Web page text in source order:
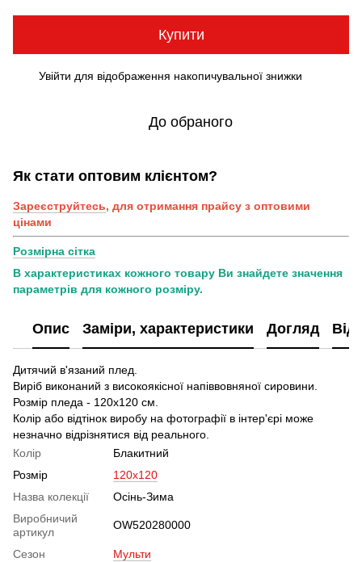
Купити
Увійти для відображення накопичувальної знижки
До обраного
Як стати оптовим клієнтом?
Зареєструйтесь, для отримання прайсу з оптовими
цінами
Розмірна сітка
В характеристиках кожного товару Ви знайдете значення
параметрів для кожного розміру.
Опис Заміри, характеристики Догляд
Дитячий в'язаний плед.
Виріб виконаний з високоякісної напіввовняної сировини.
Розмір пледа - 120х120 см.
Колір або відтінок виробу на фотографії в інтер'єрі може
незначно відрізнятися від реального.
Колір
Блакитний
Розмір
120x120
Назва колекції
Осінь-Зима
Виробничий
артикул
OW520280000
Сезон Мульти